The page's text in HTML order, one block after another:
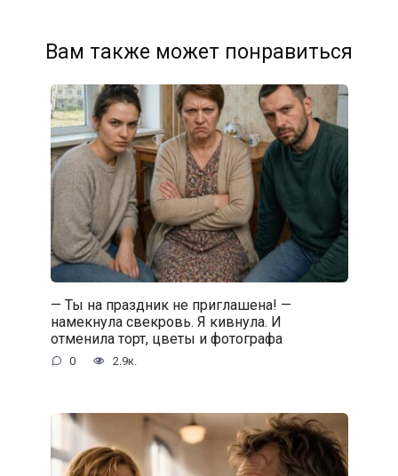
Вам также может понравиться
— Ты на праздник не приглашена! —
намекнула свекровь. Я кивнула. И
отменила торт, цветы и фотографа
0 2.9к.